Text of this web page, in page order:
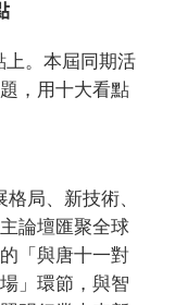
上。本屆同期活
，用十大看點
局、新技術、
論壇匯聚全球
「與唐十一對
」環節，與智